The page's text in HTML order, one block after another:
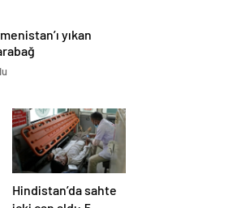
yıkan
ayrılmaz bir
Hindistan’da sahte